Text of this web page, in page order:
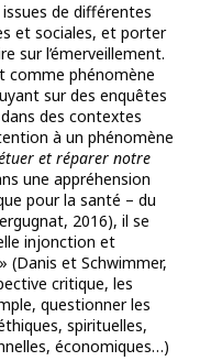
de différentes
et sociales, et porter
sur l’émerveillement.
comme phénomène
sur des enquêtes
des contextes
à un phénomène
et réparer notre
une appréhension
pour la santé – du
2016), il se
injonction et
» (Danis et Schwimmer,
critique, les
questionner les
spirituelles,
économiques…)